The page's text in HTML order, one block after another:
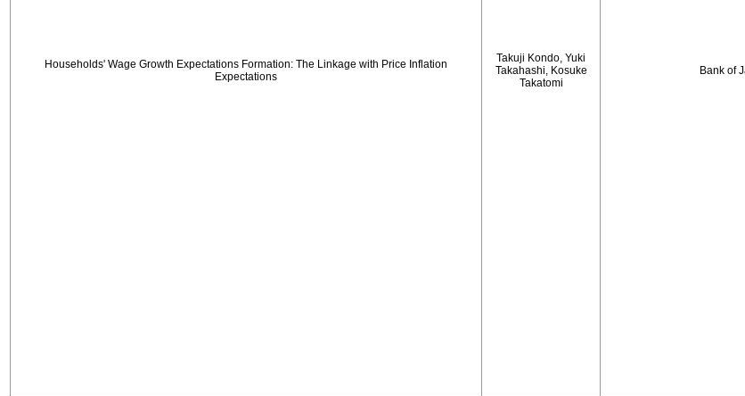
Households' Wage Growth Expectations Formation: The Linkage with Price Inflation
Expectations
Takuji Kondo, Yuki
Takahashi, Kosuke
Takatomi
Bank of